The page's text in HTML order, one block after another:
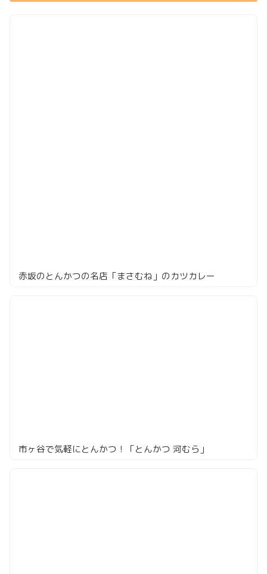
赤坂のとんかつの名店「まさむね」のカツカレー
市ヶ谷で気軽にとんかつ！「とんかつ 河むら」